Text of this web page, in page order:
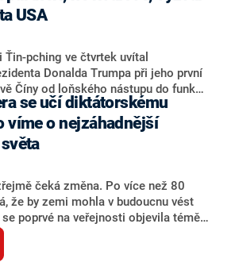
na státní večeři pozval Sia na
domu, která by se měla uskutečnit 24.
domnívají, že vztah Pekingu a
bilaterálním vztahem
podle stanice CNN čínský
USA
Ťin-pching ve čtvrtek uvítal
Donalda Trumpa při jeho první
Číny od loňského nástupu do funkce
válkou obou velmocí. Si na
že Čína a Spojené státy by
a nikoli rivaly a že stabilita jejich
svět, uvedly tiskové agentury.
že vztahy obou zemí budou lepší než
Si Ťin-pchinga by se však země
střetu, pokud by Washington
v otázce Tchaj-wanu.
se učí diktátorskému
víme o nejzáhadnější
čeká změna. Po více než 80
že by zemi mohla v budoucnu vést
poprvé na veřejnosti objevila téměř
a bez diskuse je nejzáhadnějším
Zatím není jasné ani to, jak je
je ale téměř jisté – dospívající